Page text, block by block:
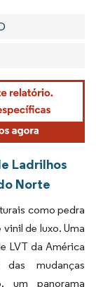
Ladrilhos
Norte
como pedra
de luxo. Uma
LVT da América
mudanças
um panorama